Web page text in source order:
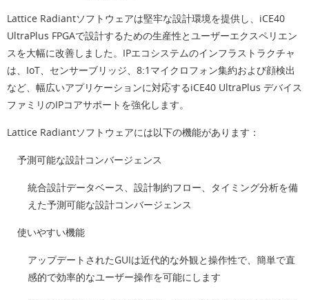
Lattice Radiantソフトウェアは堅牢な設計環境を提供し、iCE40
UltraPlus FPGAで設計するための生産性とユーザーエクスペリエン
スを大幅に改善しました。IPエコシステムのインフラストラクチャ
は、IoT、センサーブリッジ、8:1マイクロフォン集約および顔検出
など、幅広いアプリケーションに対応するiCE40 UltraPlus デバイス
ファミリのIPコアサポートを強化します。
Lattice Radiantソフトウェアには以下の機能があります：
予測可能な設計コンバージェンス
統合設計データベース、設計制約フロー、タイミング分析を備
えた予測可能な設計コンバージェンス
使いやすい機能
アップデートされたGUIは近代的な外観と操作性で、簡単で直
感的で効率的なユーザー操作を可能にします